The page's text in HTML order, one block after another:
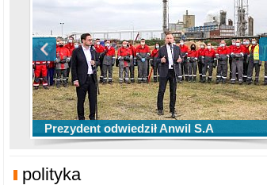
Prezydent odwiedził Anwil S.A
TOP 10 przechwytów Anwilu Włocławek
w EBL w sezonie 2019/2020
TOP 5 rzutów Anwilu Włocławek w BCL
w sezonie 2019/2020
polityka